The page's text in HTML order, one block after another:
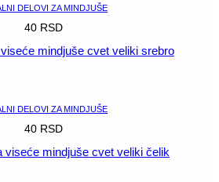
DELOVI ZA MINDJUŠE
40 RSD
mindjuše cvet veliki srebro
DELOVI ZA MINDJUŠE
40 RSD
viseće mindjuše cvet veliki čelik